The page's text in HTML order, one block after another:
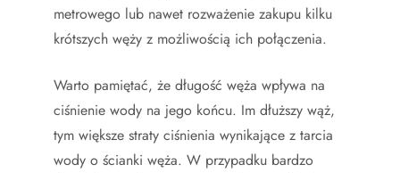
metrowego lub nawet rozważenie zakupu kilku
krótszych węży z możliwością ich połączenia.
Warto pamiętać, że długość węża wpływa na
ciśnienie wody na jego końcu. Im dłuższy wąż,
tym większe straty ciśnienia wynikające z tarcia
wody o ścianki węża. W przypadku bardzo